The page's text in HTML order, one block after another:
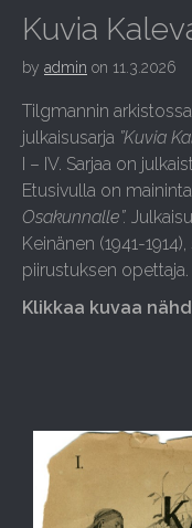
Kuvia
by admin on 11.3.2026
Tilgmannin
julkaisusarja ”Kuvia
I – IV. Sarjaa on
Etusivulla on maininta
Osakunnalle”.
Keinänen (1941-
piirustuksen opettaja.
Klikkaa kuvaa